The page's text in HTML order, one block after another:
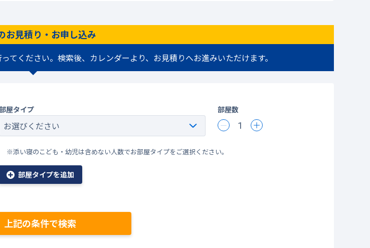
お見積り・お申し込み
てください。検索後、カレンダーより、お見積りへお進みいただけます。
屋タイプ 部屋数
1
※添い寝のこども・幼児は含めない人数でお部屋タイプをご選択ください。
部屋タイプを追加
上記の条件で検索